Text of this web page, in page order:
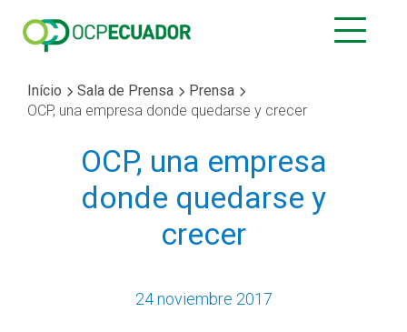
Início Sala de Prensa
Prensa
OCP, una empresa donde quedarse y crecer
OCP, una empresa
donde quedarse y
crecer
24 noviembre 2017